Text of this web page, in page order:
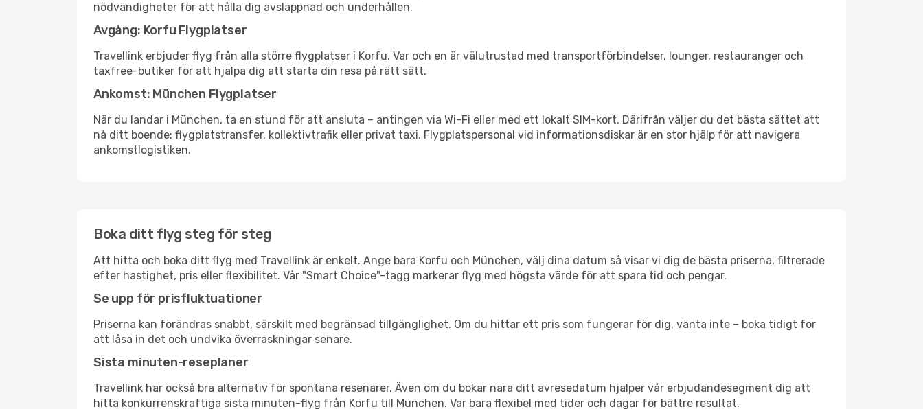
nödvändigheter för att hålla dig avslappnad och underhållen.
Avgång: Korfu Flygplatser
Travellink erbjuder flyg från alla större flygplatser i Korfu. Var och en är välutrustad med transportförbindelser, lounger, restauranger och
taxfree-butiker för att hjälpa dig att starta din resa på rätt sätt.
Ankomst: München Flygplatser
När du landar i München, ta en stund för att ansluta – antingen via Wi-Fi eller med ett lokalt SIM-kort. Därifrån väljer du det bästa sättet att
nå ditt boende: flygplatstransfer, kollektivtrafik eller privat taxi. Flygplatspersonal vid informationsdiskar är en stor hjälp för att navigera
ankomstlogistiken.
Boka ditt flyg steg för steg
Att hitta och boka ditt flyg med Travellink är enkelt. Ange bara Korfu och München, välj dina datum så visar vi dig de bästa priserna, filtrerade
efter hastighet, pris eller flexibilitet. Vår "Smart Choice"-tagg markerar flyg med högsta värde för att spara tid och pengar.
Se upp för prisfluktuationer
Priserna kan förändras snabbt, särskilt med begränsad tillgänglighet. Om du hittar ett pris som fungerar för dig, vänta inte – boka tidigt för
att låsa in det och undvika överraskningar senare.
Sista minuten-reseplaner
Travellink har också bra alternativ för spontana resenärer. Även om du bokar nära ditt avresedatum hjälper vår erbjudandesegment dig att
hitta konkurrenskraftiga sista minuten-flyg från Korfu till München. Var bara flexibel med tider och dagar för bättre resultat.